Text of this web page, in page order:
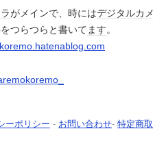
がメインで、時にはデジタルカ
つらつらと書いてます。
ーポリシー - お問い合わせ- 特定商